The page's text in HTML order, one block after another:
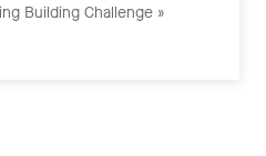
Building Challenge »